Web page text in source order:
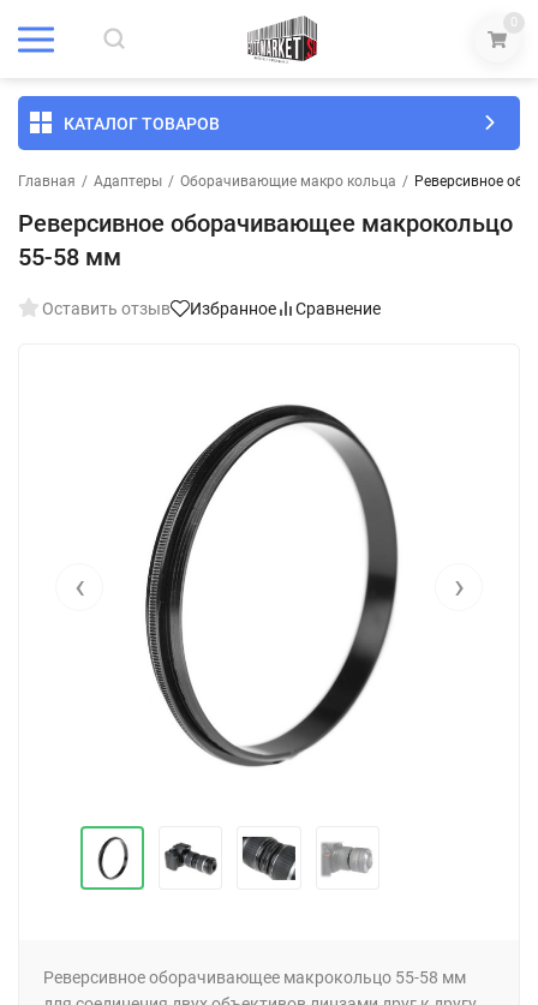
0
КАТАЛОГ ТОВАРОВ
Главная / Адаптеры / Оборачивающие макро кольца / Реверсивное
Реверсивное оборачивающее макрокольцо
55-58 мм
Оставить отзыв Избранное Сравнение
‹ ›
Реверсивное оборачивающее макрокольцо 55-58 мм